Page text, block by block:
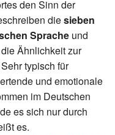
den Sinn der
diesieben
Sprache und
Ähnlichkeit zur
typisch für
und emotionale
im Deutschen
es sich nur durch
es.